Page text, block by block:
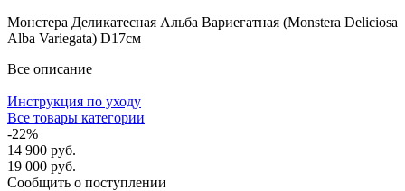
Монстера Деликатесная Альба Вариегатная (Monstera Deliciosa
Alba Variegata) D17см
Все описание
Инструкция по уходу
Все товары категории
-22%
14 900 руб.
19 000 руб.
Сообщить о поступлении